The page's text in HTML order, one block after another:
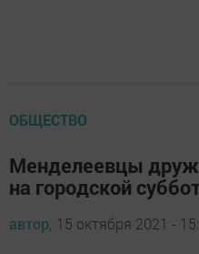
ОБЩЕСТВО
Менделеевцы
на городской
автор, 15 октября 2021 -